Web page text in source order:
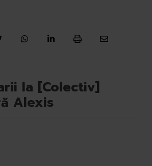
la [Colectiv]
Alexis